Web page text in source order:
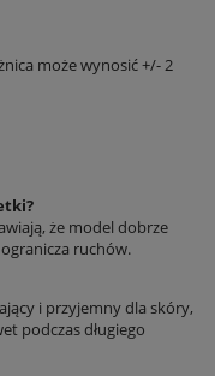
może wynosić +/- 2
że model dobrze
ruchów.
i przyjemny dla skóry,
podczas długiego